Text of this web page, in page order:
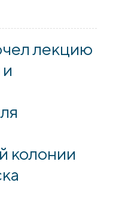
лекцию
колонии